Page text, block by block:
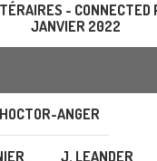
- CONNECTED
JANVIER 2022
ANGER
J. LEANDER